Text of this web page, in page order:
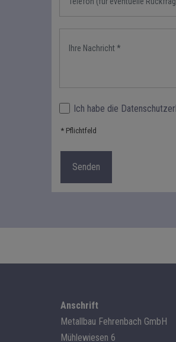
Ich habe die
* Pflichtfeld
Anschrift
Metallbau Fehrenbach GmbH
Mühlewiesen 6